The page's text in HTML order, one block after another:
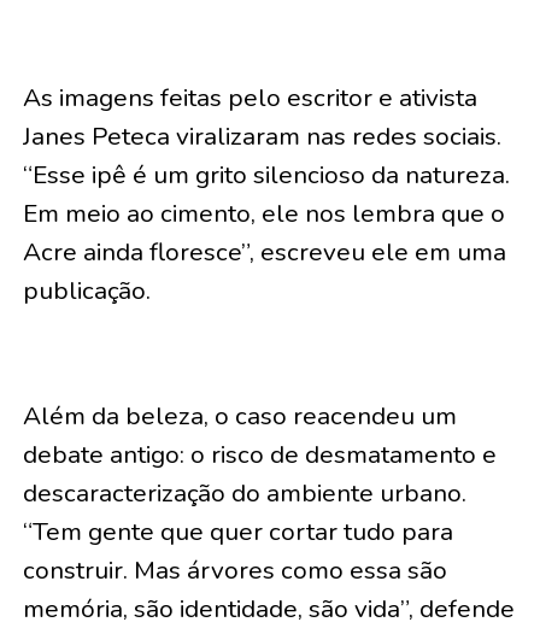
As imagens feitas pelo escritor e ativista
Janes Peteca viralizaram nas redes sociais.
“Esse ipê é um grito silencioso da natureza.
Em meio ao cimento, ele nos lembra que o
Acre ainda floresce”, escreveu ele em uma
publicação.
Além da beleza, o caso reacendeu um
debate antigo: o risco de desmatamento e
descaracterização do ambiente urbano.
“Tem gente que quer cortar tudo para
construir. Mas árvores como essa são
memória, são identidade, são vida”, defende